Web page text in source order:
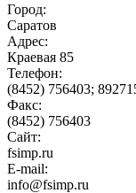
Город:
Саратов
Адрес:
Краевая 85
Телефон:
(8452) 756403;
Факс:
(8452) 756403
Сайт:
fsimp.ru
E-mail:
info@fsimp.ru